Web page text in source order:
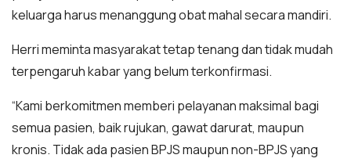
keluarga harus menanggung obat mahal secara mandiri.
Herri meminta masyarakat tetap tenang dan tidak mudah
terpengaruh kabar yang belum terkonfirmasi.
“Kami berkomitmen memberi pelayanan maksimal bagi
semua pasien, baik rujukan, gawat darurat, maupun
kronis. Tidak ada pasien BPJS maupun non-BPJS yang